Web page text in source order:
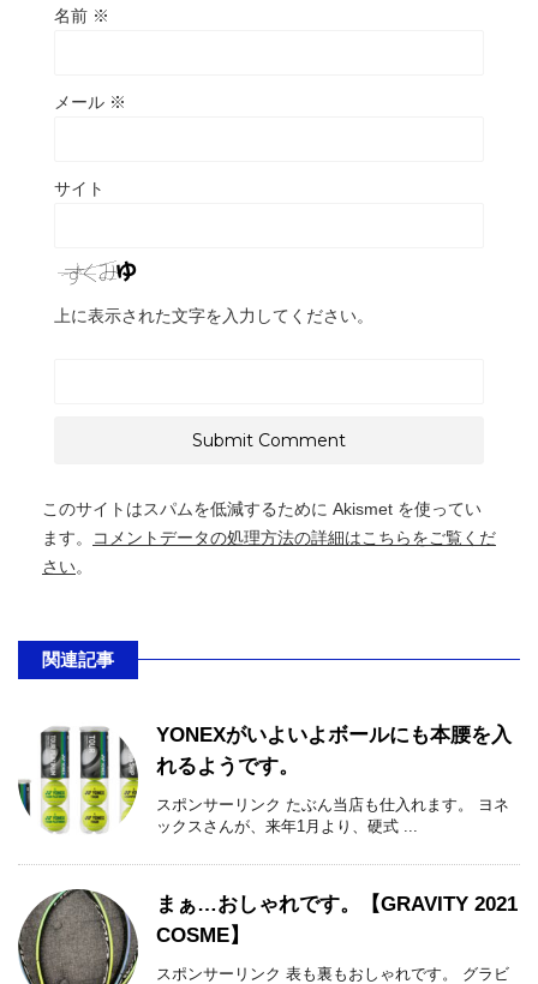
名前 ※
メール ※
サイト
上に表示された文字を入力してください。
このサイトはスパムを低減するために Akismet を使ってい
ます。
コメントデータの処理方法の詳細はこちらをご覧くだ
さい。
関連記事
YONEXがいよいよボールにも本腰を入
れるようです。
スポンサーリンク たぶん当店も仕入れます。 ヨネ
ックスさんが、来年1月より、硬式 ...
まぁ…おしゃれです。【GRAVITY 2021
COSME】
スポンサーリンク 表も裏もおしゃれです。 グラビ